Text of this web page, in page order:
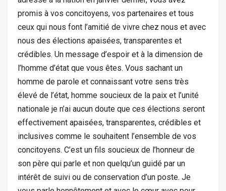
promis à vos concitoyens, vos partenaires et tous
ceux qui nous font l’amitié de vivre chez nous et avec
nous des élections apaisées, transparentes et
crédibles. Un message d’espoir et à la dimension de
l’homme d’état que vous êtes. Vous sachant un
homme de parole et connaissant votre sens très
élevé de l’état, homme soucieux de la paix et l’unité
nationale je n’ai aucun doute que ces élections seront
effectivement apaisées, transparentes, crédibles et
inclusives comme le souhaitent l’ensemble de vos
concitoyens. C’est un fils soucieux de l’honneur de
son père qui parle et non quelqu’un guidé par un
intérêt de suivi ou de conservation d’un poste. Je